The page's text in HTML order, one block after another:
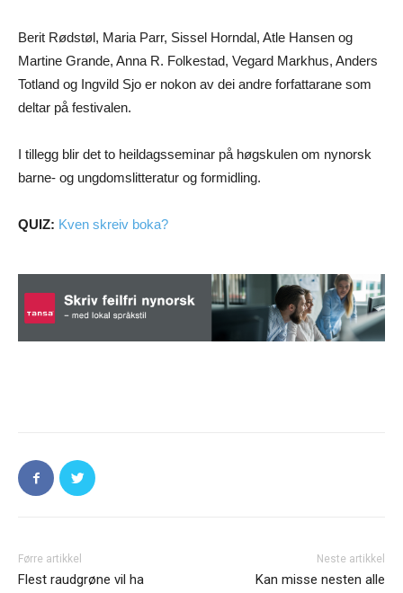
Berit Rødstøl, Maria Parr, Sissel Horndal, Atle Hansen og
Martine Grande, Anna R. Folkestad, Vegard Markhus, Anders
Totland og Ingvild Sjo er nokon av dei andre forfattarane som
deltar på festivalen.
I tillegg blir det to heildagsseminar på høgskulen om nynorsk
barne- og ungdomslitteratur og formidling.
QUIZ: Kven skreiv boka?
Førre artikkel
Flest raudgrøne vil ha
Neste artikkel
Kan misse nesten alle